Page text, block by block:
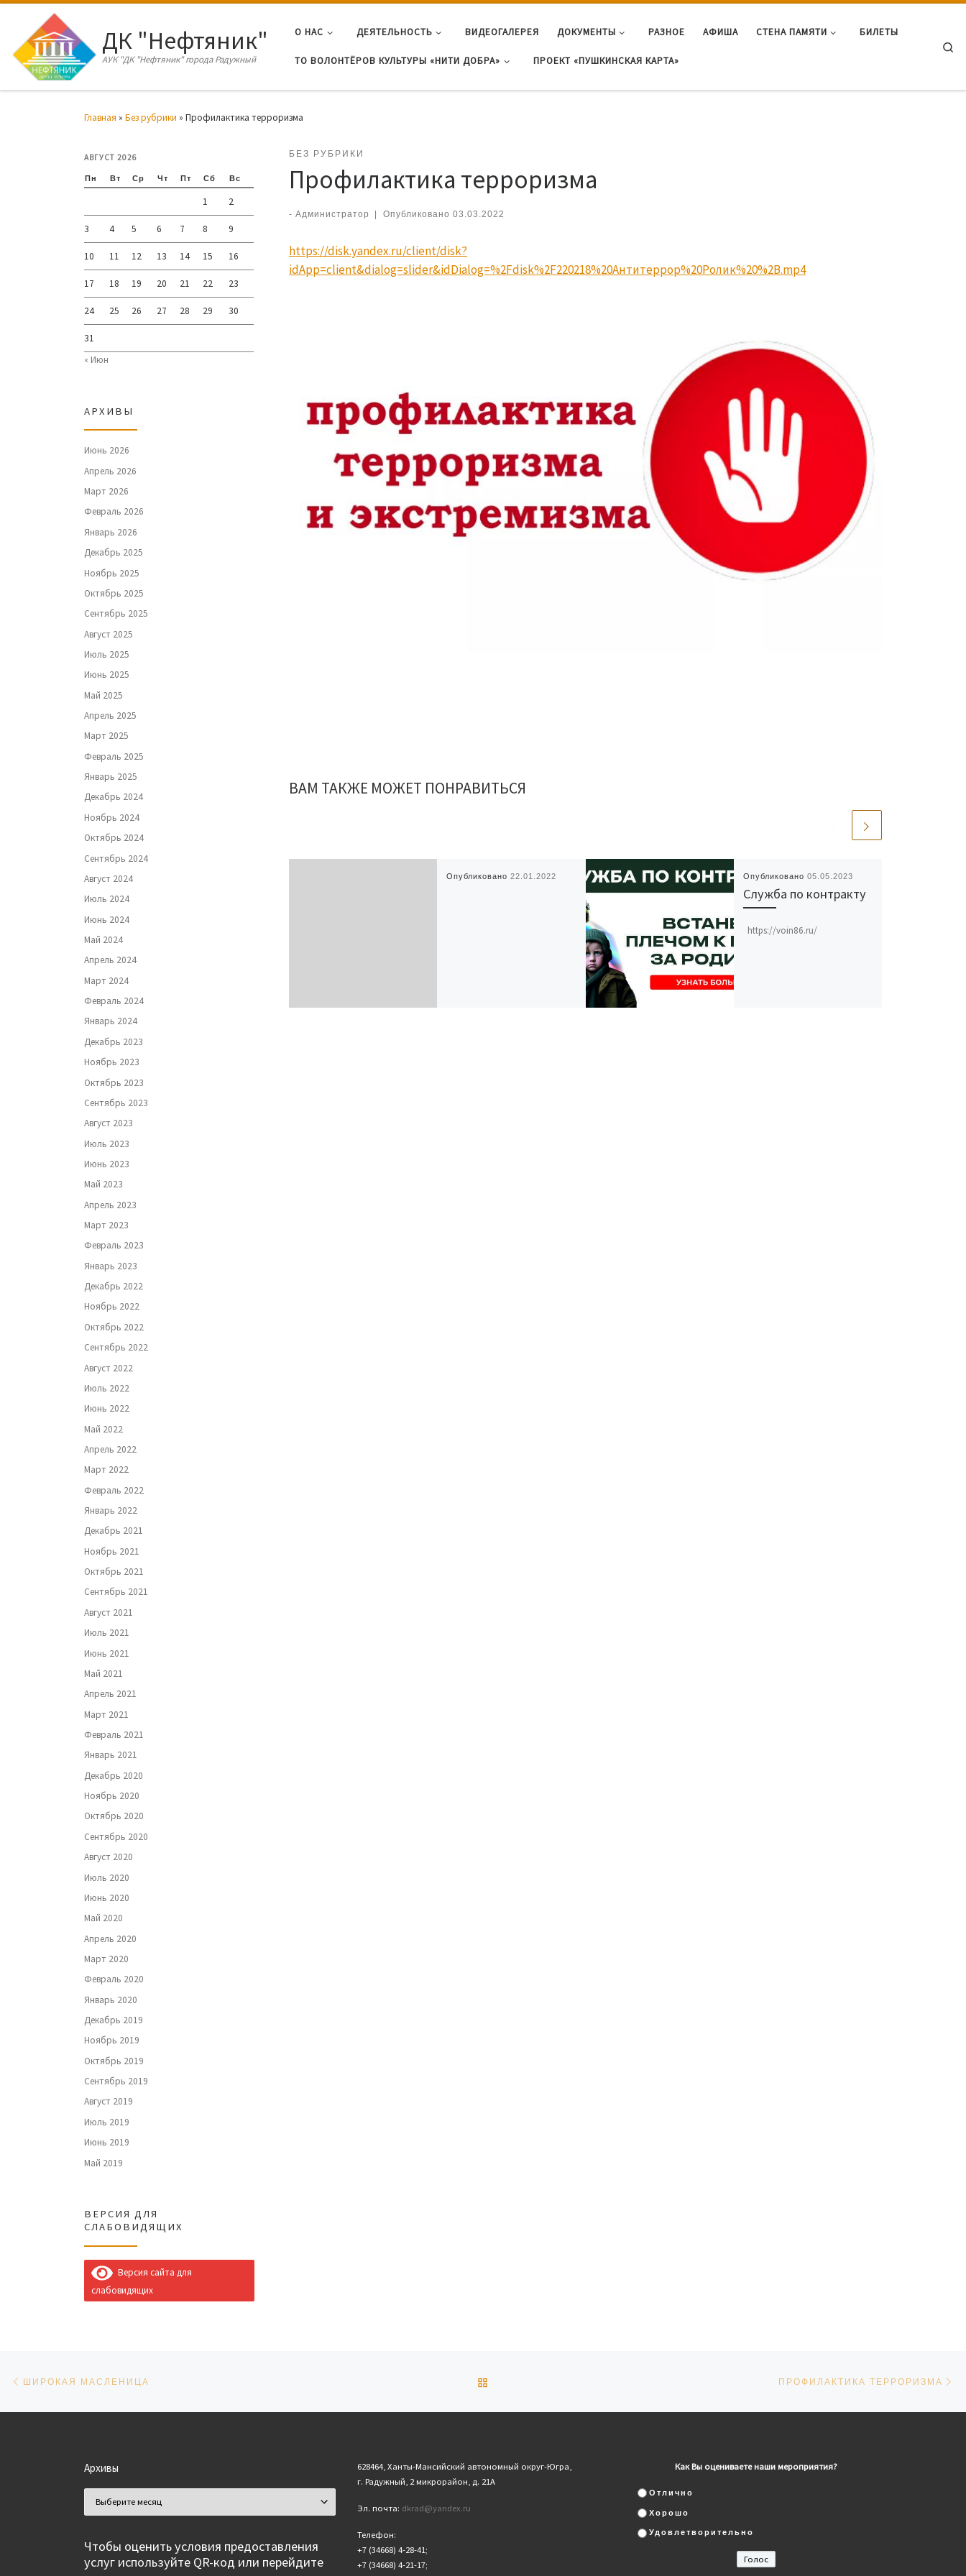
Перейти к содержимому
ДК "Нефтяник"
АУК "ДК "Нефтяник" города Радужный
О НАС ДЕЯТЕЛЬНОСТЬ ВИДЕОГАЛЕРЕЯ ДОКУМЕНТЫ РАЗНОЕ АФИША СТЕНА ПАМЯТИ БИЛЕТЫ
ТО ВОЛОНТЁРОВ КУЛЬТУРЫ «НИТИ ДОБРА» ПРОЕКТ «ПУШКИНСКАЯ КАРТА»
Главная » Без рубрики » Профилактика терроризма
БЕЗ РУБРИКИ
Профилактика терроризма
- Администратор Опубликовано 03.03.2022
https://disk.yandex.ru/client/disk?
idApp=client&dialog=slider&idDialog=%2Fdisk%2F220218%20Антитеррор%20Ролик%20%2B.mp4
ВАМ ТАКЖЕ МОЖЕТ ПОНРАВИТЬСЯ
Опубликовано22.01.2022 Опубликовано 05.05.2023
Служба по контракту
https://voin86.ru/
АВГУСТ 2026
Пн Вт Ср Чт Пт Сб Вс
1 2
3 4 5 6 7 8 9
10 11 12 13 14 15 16
17 18 19 20 21 22 23
24 25 26 27 28 29 30
31
« Июн
АРХИВЫ
Июнь 2026
Апрель 2026
Март 2026
Февраль 2026
Январь 2026
Декабрь 2025
Ноябрь 2025
Октябрь 2025
Сентябрь 2025
Август 2025
Июль 2025
Июнь 2025
Май 2025
Апрель 2025
Март 2025
Февраль 2025
Январь 2025
Декабрь 2024
Ноябрь 2024
Октябрь 2024
Сентябрь 2024
Август 2024
Июль 2024
Июнь 2024
Май 2024
Апрель 2024
Март 2024
Февраль 2024
Январь 2024
Декабрь 2023
Ноябрь 2023
Октябрь 2023
Сентябрь 2023
Август 2023
Июль 2023
Июнь 2023
Май 2023
Апрель 2023
Март 2023
Февраль 2023
Январь 2023
Декабрь 2022
Ноябрь 2022
Октябрь 2022
Сентябрь 2022
Август 2022
Июль 2022
Июнь 2022
Май 2022
Апрель 2022
Март 2022
Февраль 2022
Январь 2022
Декабрь 2021
Ноябрь 2021
Октябрь 2021
Сентябрь 2021
Август 2021
Июль 2021
Июнь 2021
Май 2021
Апрель 2021
Март 2021
Февраль 2021
Январь 2021
Декабрь 2020
Ноябрь 2020
Октябрь 2020
Сентябрь 2020
Август 2020
Июль 2020
Июнь 2020
Май 2020
Апрель 2020
Март 2020
Февраль 2020
Январь 2020
Декабрь 2019
Ноябрь 2019
Октябрь 2019
Сентябрь 2019
Август 2019
Июль 2019
Июнь 2019
Май 2019
ВЕРСИЯ ДЛЯ
СЛАБОВИДЯЩИХ
Версия сайта для
слабовидящих
Навигация по записям
ШИРОКАЯ МАСЛЕНИЦА ПРОФИЛАКТИКА ТЕРРОРИЗМА
Архивы
Чтобы оценить условия предоставления
услуг используйте QR-код или перейдите
628464, Ханты-Мансийский автономный округ-Югра,
г. Радужный, 2 микрорайон, д. 21А
Эл. почта: dkrad@yandex.ru
Телефон:
+7 (34668) 4-28-41;
+7 (34668) 4-21-17;
Как Вы оцениваете наши мероприятия?
Отлично
Хорошо
Удовлетворительно